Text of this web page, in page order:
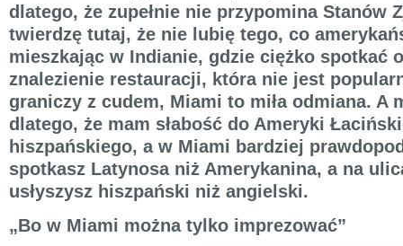
dlatego, że zupełnie nie przypomina Stanów
twierdzę tutaj, że nie lubię tego, co
mieszkając w Indianie, gdzie ciężko spotkać
znalezienie restauracji, która nie jest
graniczy z cudem, Miami to miła odmiana. A
dlatego, że mam słabość do Ameryki
hiszpańskiego, a w Miami bardziej
spotkasz Latynosa niż Amerykanina, a na
usłyszysz hiszpański niż angielski.
„Bo w Miami można tylko imprezować”